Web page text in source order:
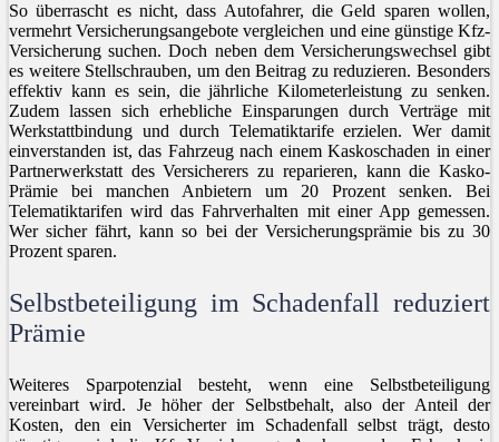
So überrascht es nicht, dass Autofahrer, die Geld sparen wollen,
vermehrt Versicherungsangebote vergleichen und eine günstige Kfz-
Versicherung suchen. Doch neben dem Versicherungswechsel gibt
es weitere Stellschrauben, um den Beitrag zu reduzieren. Besonders
effektiv kann es sein, die jährliche Kilometerleistung zu senken.
Zudem lassen sich erhebliche Einsparungen durch Verträge mit
Werkstattbindung und durch Telematiktarife erzielen. Wer damit
einverstanden ist, das Fahrzeug nach einem Kaskoschaden in einer
Partnerwerkstatt des Versicherers zu reparieren, kann die Kasko-
Prämie bei manchen Anbietern um 20 Prozent senken. Bei
Telematiktarifen wird das Fahrverhalten mit einer App gemessen.
Wer sicher fährt, kann so bei der Versicherungsprämie bis zu 30
Prozent sparen.
Selbstbeteiligung im Schadenfall reduziert
Prämie
Weiteres Sparpotenzial besteht, wenn eine Selbstbeteiligung
vereinbart wird. Je höher der Selbstbehalt, also der Anteil der
Kosten, den ein Versicherter im Schadenfall selbst trägt, desto